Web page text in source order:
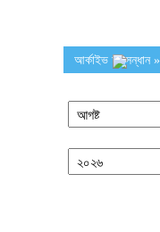
আর্কাইভ অনুসন্ধান »